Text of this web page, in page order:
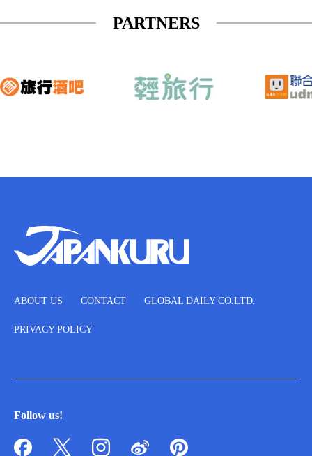
PARTNERS
ABOUT US CONTACT GLOBAL DAILY CO.LTD.
PRIVACY POLICY
Follow us!